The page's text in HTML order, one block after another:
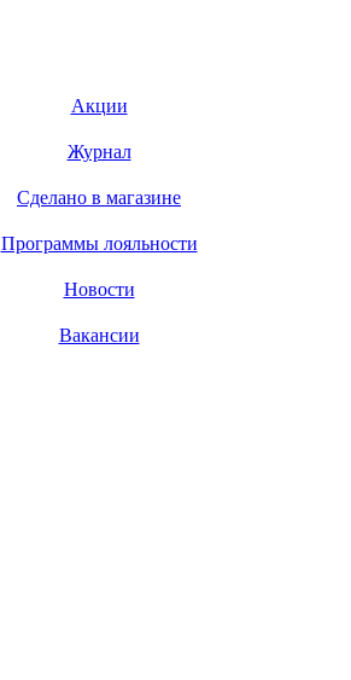
Акции
Журнал
Сделано в магазине
Программы лояльности
Новости
Вакансии